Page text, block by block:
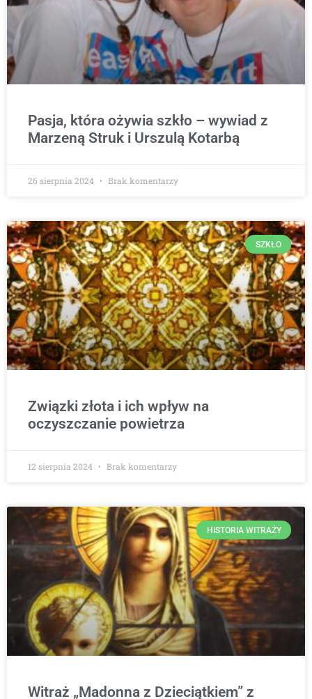
Pasja, która ożywia szkło – wywiad z
Marzeną Struk i Urszulą Kotarbą
26 sierpnia 2024 Brak komentarzy
SZKŁO
Związki złota i ich wpływ na
oczyszczanie powietrza
12 sierpnia 2024 Brak komentarzy
HISTORIA WITRAŻY
Witraż „Madonna z Dzieciątkiem” z